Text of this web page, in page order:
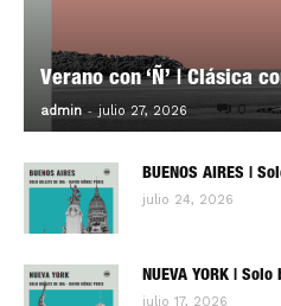
Verano con ‘Ñ’ | Clásica
admin - julio 27, 2026 0
BUENOS AIRES |
julio 24, 2026
NUEVA YORK |
julio 17, 2026